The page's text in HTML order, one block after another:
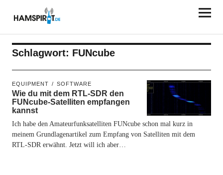
HAMSPIRIT.DE
Schlagwort: FUNcube
EQUIPMENT SOFTWARE
Wie du mit dem RTL-SDR den
FUNcube-Satelliten empfangen
kannst
Ich habe den Amateurfunksatelliten FUNcube schon mal kurz in
meinem Grundlagenartikel zum Empfang von Satelliten mit dem
RTL-SDR erwähnt. Jetzt will ich aber…